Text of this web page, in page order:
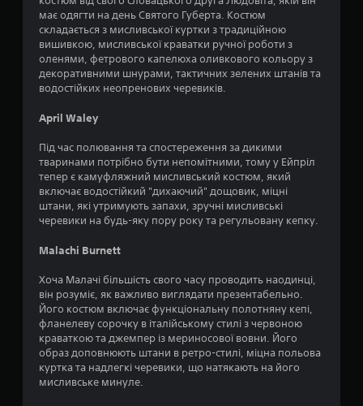
а
н
в
1
7
о
ц
має одягти на день Святого Губерта. Костюм
складається з мисливської куртки з традиційною
вишивкою, мисливської краватки ручної роботи з
оленями, фетрового капелюха оливкового кольору з
декоративними шнурами, тактичних зелених штанів та
водостійких неопренових черевиків.
April Waley
Під час полювання та спостереження за дикими
тваринами потрібно бути непомітними, тому у Ейпріл
тепер є камуфляжний мисливський костюм, який
включає водостійкий "дихаючий" дощовик, міцні
штани, які утримують запахи, зручні мисливські
черевики на будь-яку пору року та регульовану кепку.
Malachi Burnett
Хоча Малачі більшість свого часу проводить наодинці,
він розуміє, як важливо виглядати презентабельно.
Його костюм включає функціональну полотняну кепі,
фланелеву сорочку в італійському стилі з червоною
краваткою та джемпер із мериносової вовни. Його
образ доповнюють штани в ретро-стилі, міцна польова
куртка та надлегкі черевики, що натякають на його
мисливське минуле.